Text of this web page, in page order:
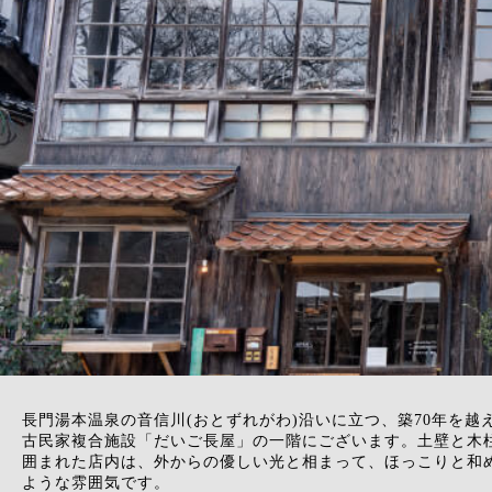
長門湯本温泉の音信川(おとずれがわ)沿いに立つ、築70年を越
古民家複合施設「だいご長屋」の一階にございます。土壁と木
囲まれた店内は、外からの優しい光と相まって、ほっこりと和
ような雰囲気です。